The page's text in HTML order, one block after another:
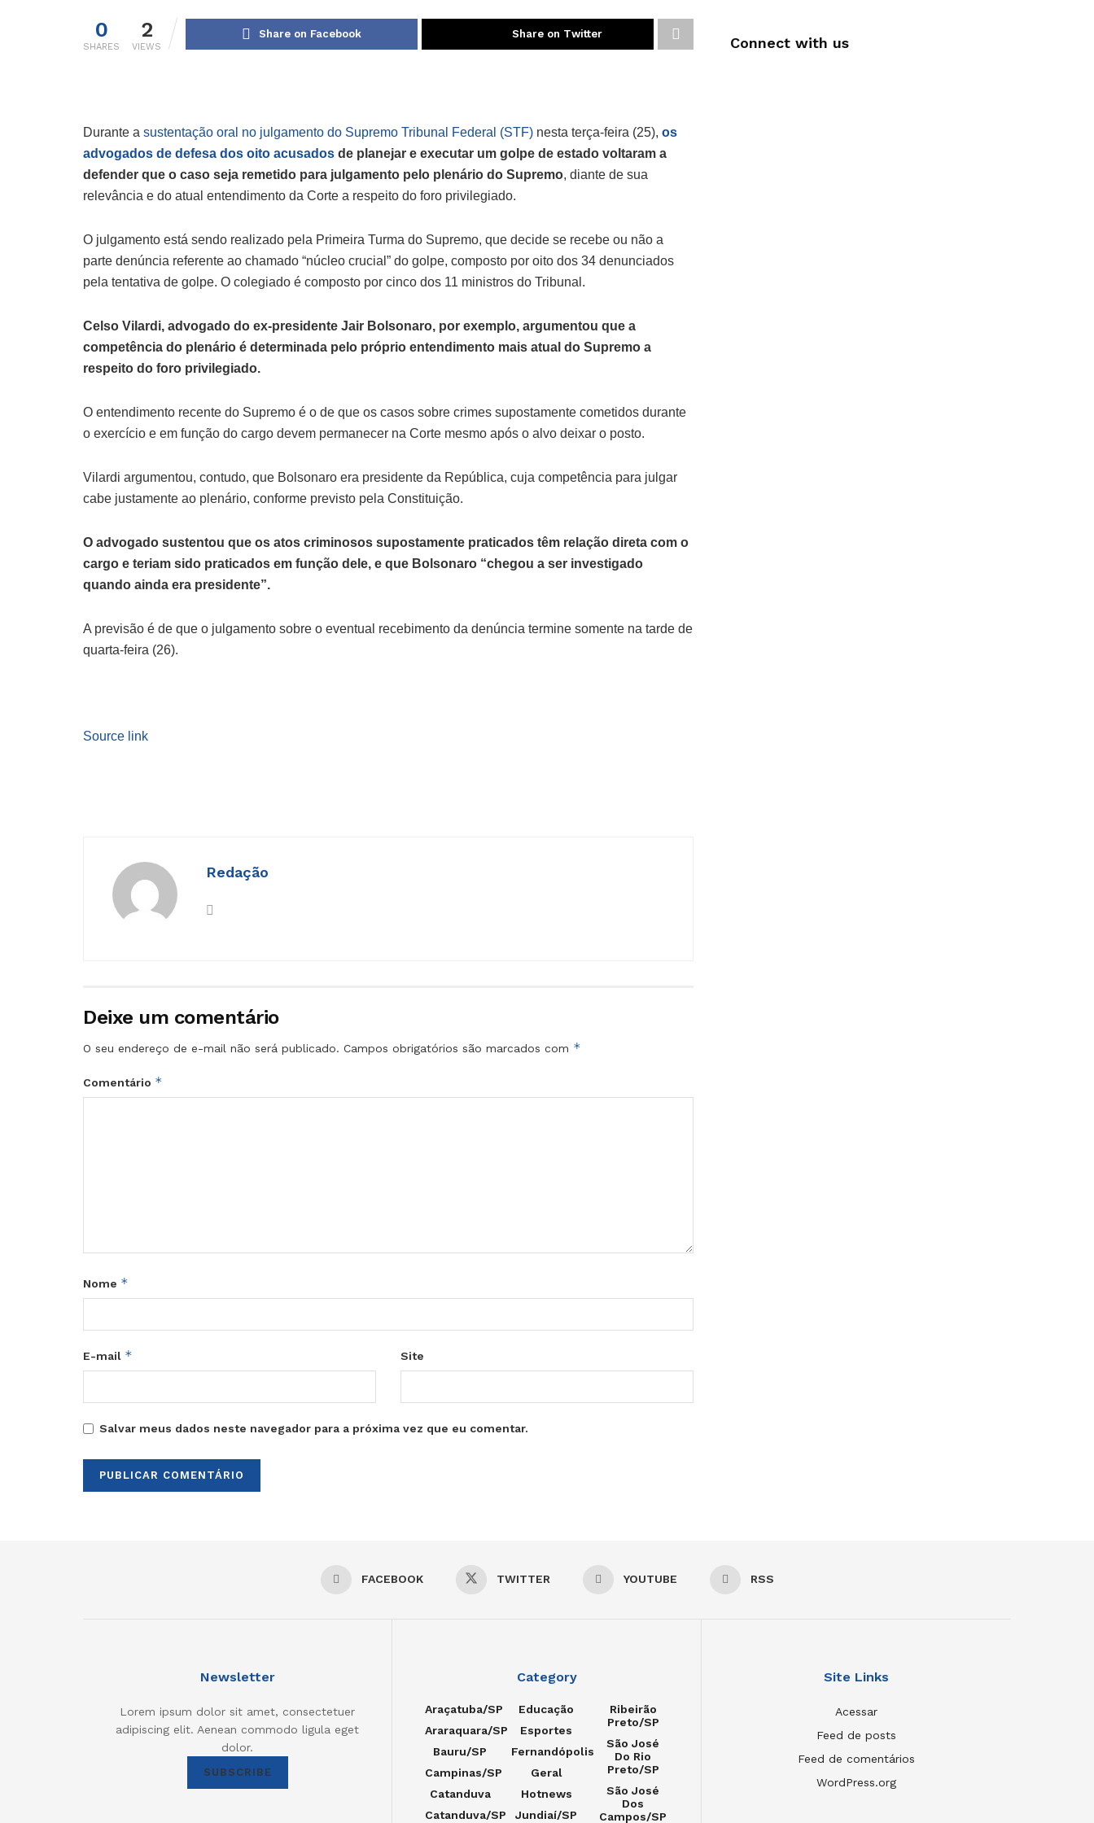
0
SHARES
2
VIEWS
Share on Facebook Share on Twitter
Durante a sustentação oral no julgamento do Supremo Tribunal Federal (STF) nesta terça-feira (25), os
advogados de defesa dos oito acusados de planejar e executar um golpe de estado voltaram a
defender que o caso seja remetido para julgamento pelo plenário do Supremo, diante de sua
relevância e do atual entendimento da Corte a respeito do foro privilegiado.
O julgamento está sendo realizado pela Primeira Turma do Supremo, que decide se recebe ou não a
parte denúncia referente ao chamado “núcleo crucial” do golpe, composto por oito dos 34 denunciados
pela tentativa de golpe. O colegiado é composto por cinco dos 11 ministros do Tribunal.
Celso Vilardi, advogado do ex-presidente Jair Bolsonaro, por exemplo, argumentou que a
competência do plenário é determinada pelo próprio entendimento mais atual do Supremo a
respeito do foro privilegiado.
O entendimento recente do Supremo é o de que os casos sobre crimes supostamente cometidos durante
o exercício e em função do cargo devem permanecer na Corte mesmo após o alvo deixar o posto.
Vilardi argumentou, contudo, que Bolsonaro era presidente da República, cuja competência para julgar
cabe justamente ao plenário, conforme previsto pela Constituição.
O advogado sustentou que os atos criminosos supostamente praticados têm relação direta com o
cargo e teriam sido praticados em função dele, e que Bolsonaro “chegou a ser investigado
quando ainda era presidente”.
A previsão é de que o julgamento sobre o eventual recebimento da denúncia termine somente na tarde de
quarta-feira (26).
Source link
Redação
Deixe um comentário
O seu endereço de e-mail não será publicado. Campos obrigatórios são marcados com *
Comentário *
Nome *
E-mail * Site
Salvar meus dados neste navegador para a próxima vez que eu comentar.
Connect with us
FACEBOOK TWITTER YOUTUBE RSS
Newsletter
Lorem ipsum dolor sit amet, consectetuer
adipiscing elit. Aenean commodo ligula eget
dolor.
SUBSCRIBE
Category
Araçatuba/SP
Araraquara/SP
Bauru/SP
Campinas/SP
Catanduva
Catanduva/SP
Educação
Esportes
Fernandópolis
Geral
Hotnews
Jundiaí/SP
Ribeirão
Preto/SP
São José
Do Rio
Preto/SP
São José
Dos
Campos/SP
Site Links
Acessar
Feed de posts
Feed de comentários
WordPress.org